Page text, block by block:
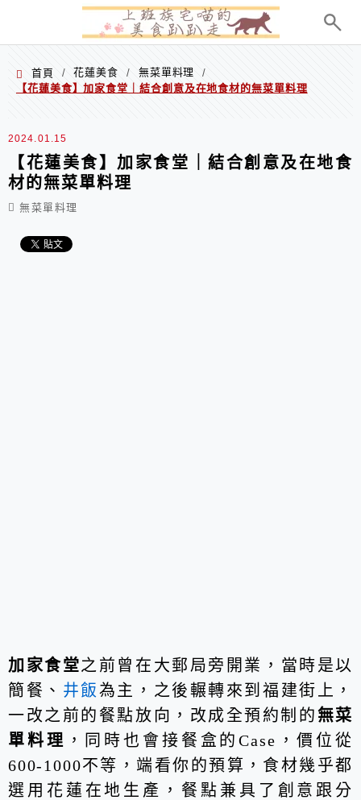
首頁 / 花蓮美食 / 無菜單料理
/
【花蓮美食】加家食堂｜結合創意及在地食材的無菜單料理
2024.01.15
【花蓮美食】加家食堂｜結合創意及在地食
材的無菜單料理
無菜單料理
加家食堂之前曾在大郵局旁開業，當時是以
簡餐、 井飯為主，之後輾轉來到福建街上，
一改之前的餐點放向，改成全預約制的無菜
單料理 ，同時也會接餐盒的Case，價位從
600-1000不等，端看你的預算，食材幾乎都
選用花蓮在地生產，餐點兼具了創意跟分